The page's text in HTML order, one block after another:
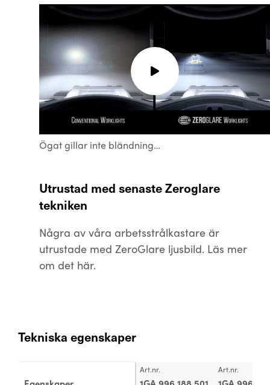
Ögat gillar inte bländning…
Utrustad med senaste Zeroglare
tekniken
Några av våra arbetsstrålkastare är
utrustade med ZeroGlare ljusbild. Läs mer
om det här.
Tekniska egenskaper
Art.nr. Art.nr.